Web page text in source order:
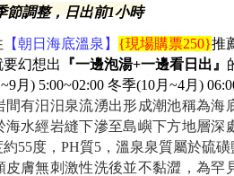
節調整，日出前1小時
【朝日海底溫泉】 {現場購票250}推
幻想出
『一邊泡湯+一邊看日出』
月) 5:00~02:00 冬季(10月~4月)
間有汨汨泉流湧出形成潮池稱為
海水經岩縫下滲至島嶼下方地層
55度，PH質5，溫泉泉質屬於硫
皮膚無刺激性洗後並不黏澀，為